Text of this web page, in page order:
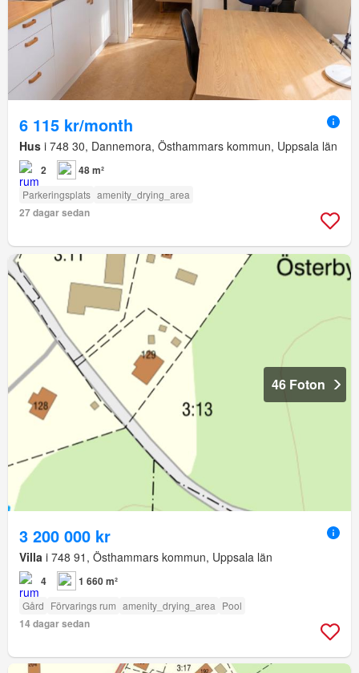
6 115 kr/month
Hus i 748 30, Dannemora, Östhammars kommun, Uppsala län
2 48 m²
Parkeringsplats amenity_drying_area
27 dagar sedan
46 Foton
3 200 000 kr
Villa i 748 91, Östhammars kommun, Uppsala län
4 1 660 m²
Gård Förvarings rum amenity_drying_area Pool
14 dagar sedan